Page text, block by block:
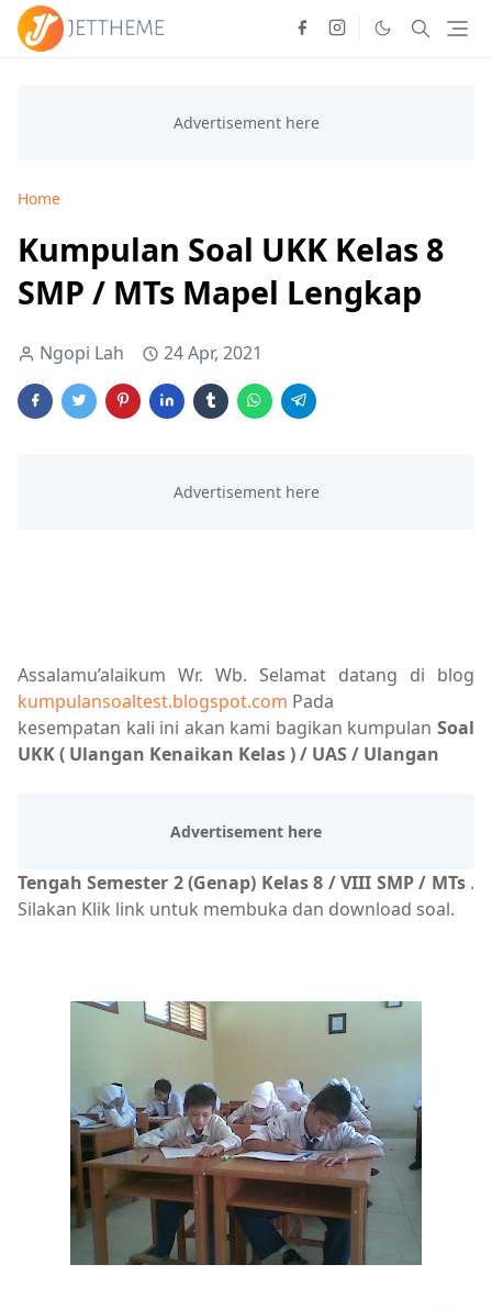
Home
Kumpulan Soal UKK Kelas 8
SMP / MTs Mapel Lengkap
Ngopi Lah 24 Apr, 2021
Assalamu’alaikum Wr. Wb. Selamat datang di blog
kumpulansoaltest.blogspot.com Pada
kesempatan kali ini akan kami bagikan kumpulan Soal
UKK ( Ulangan Kenaikan Kelas ) / UAS / Ulangan
Tengah Semester 2 (Genap) Kelas 8 / VIII SMP / MTs.
Silakan Klik link untuk membuka dan download soal.